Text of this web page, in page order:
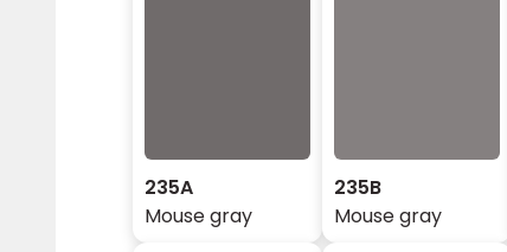
235A
Mouse gray
235B
Mouse gray